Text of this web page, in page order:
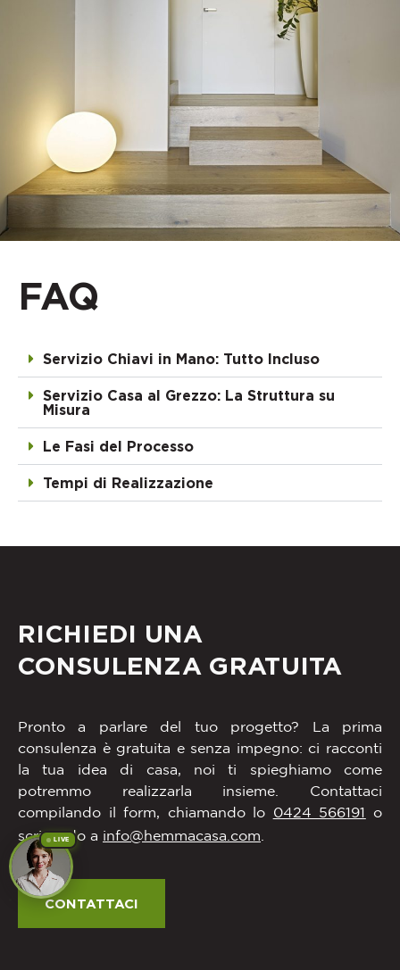
FAQ
Servizio Chiavi in Mano: Tutto Incluso
Servizio Casa al Grezzo: La Struttura su
Misura
Le Fasi del Processo
Tempi di Realizzazione
RICHIEDI UNA
CONSULENZA GRATUITA
Pronto a parlare del tuo progetto? La prima
consulenza è gratuita e senza impegno: ci racconti
la tua idea di casa, noi ti spieghiamo come
potremmo realizzarla insieme. Contattaci
compilando il form, chiamando lo 0424 566191
o
scrivendo a info@hemmacasa.com.
CONTATTACI
LIVE